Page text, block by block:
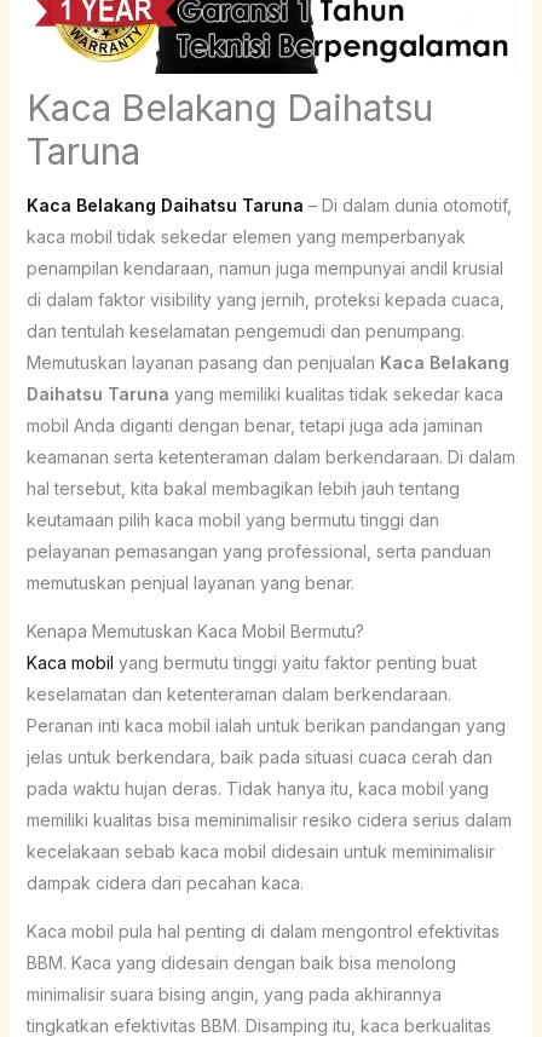
Kaca Belakang Daihatsu
Taruna
Kaca Belakang Daihatsu Taruna – Di dalam dunia otomotif,
kaca mobil tidak sekedar elemen yang memperbanyak
penampilan kendaraan, namun juga mempunyai andil krusial
di dalam faktor visibility yang jernih, proteksi kepada cuaca,
dan tentulah keselamatan pengemudi dan penumpang.
Memutuskan layanan pasang dan penjualan Kaca Belakang
Daihatsu Taruna yang memiliki kualitas tidak sekedar kaca
mobil Anda diganti dengan benar, tetapi juga ada jaminan
keamanan serta ketenteraman dalam berkendaraan. Di dalam
hal tersebut, kita bakal membagikan lebih jauh tentang
keutamaan pilih kaca mobil yang bermutu tinggi dan
pelayanan pemasangan yang professional, serta panduan
memutuskan penjual layanan yang benar.
Kenapa Memutuskan Kaca Mobil Bermutu?
Kaca mobil yang bermutu tinggi yaitu faktor penting buat
keselamatan dan ketenteraman dalam berkendaraan.
Peranan inti kaca mobil ialah untuk berikan pandangan yang
jelas untuk berkendara, baik pada situasi cuaca cerah dan
pada waktu hujan deras. Tidak hanya itu, kaca mobil yang
memiliki kualitas bisa meminimalisir resiko cidera serius dalam
kecelakaan sebab kaca mobil didesain untuk meminimalisir
dampak cidera dari pecahan kaca.
Kaca mobil pula hal penting di dalam mengontrol efektivitas
BBM. Kaca yang didesain dengan baik bisa menolong
minimalisir suara bising angin, yang pada akhirannya
tingkatkan efektivitas BBM. Disamping itu, kaca berkualitas